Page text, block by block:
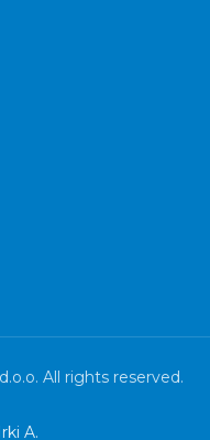
All rights reserved.
A.